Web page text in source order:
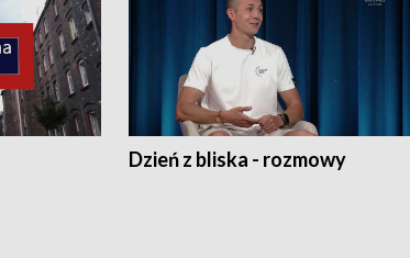
Dzień z bliska - rozmowy